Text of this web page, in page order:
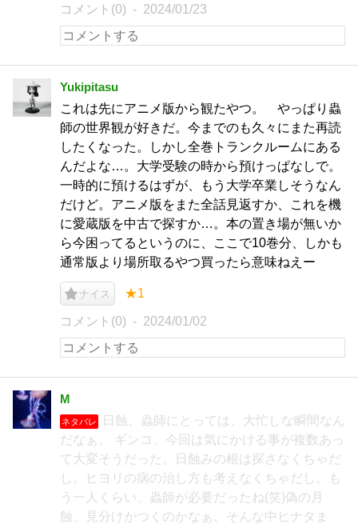
コメント(0) 2024/01/23
Yukipitasu
これは先にアニメ版から観たやつ。 やっぱり蟲
師の世界観が好きだ。今までのも久々にまた再読
したくなった。しかし全巻トランクルームにある
んだよな…。大学受験の時から預けっぱなしで。
一時的に預けるはずが、もう大学卒業しそうなん
だけど。アニメ版をまた全話見返すか、これを機
に愛蔵版を中古で探すか…。本の置き場が無いか
ら今困ってるというのに、ここで10巻分、しかも
通常版より場所取るやつ買ったら意味ねえー
ナイス ★1
コメント(0) 2024/01/02
M
ネタバレ
日蝕。蟲師にとっては、大忙しな瞬間なん
だなぁ。 ギンコ、今回は気にかける事が複数あっ
て大変そうだった。日蝕みの根は探さなくちゃだ
し。ヒヨリの病の治し方も考えなくちゃだし。も
う一人くらい、蟲師が必要だったね(笑)偽の月
蝕、見分けがつくのかなぁ。そんな中ヒナタま